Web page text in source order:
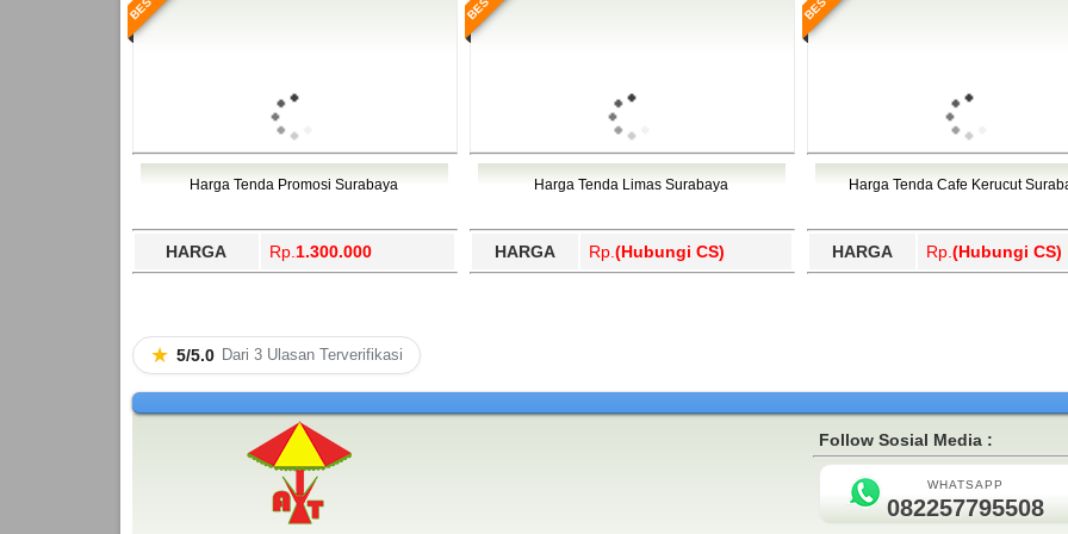
Harga Tenda Promosi Surabaya
HARGA Rp. 1.300.000
Harga Tenda Limas Surabaya
HARGA Rp. (Hubungi CS)
Harga Tenda Cafe Kerucut
HARGA Rp. (Hubungi CS)
★ 5/5.0 Dari 3 Ulasan Terverifikasi
Follow Sosial Media :
WHATSAPP
082257795508